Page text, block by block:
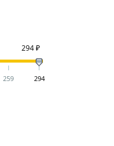
259 294
294 ₽